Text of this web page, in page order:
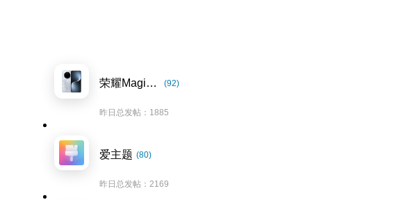
荣耀Magic7系列 (92)
昨日总发帖：1885
爱主题 (80)
昨日总发帖：2169